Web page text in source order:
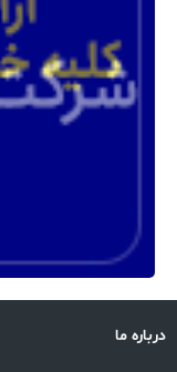
درباره ما